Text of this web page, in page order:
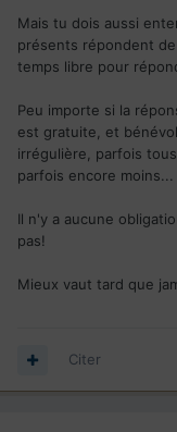
Mais tu dois aussi
présents répondent
temps libre pour
Peu importe si la
est gratuite, et
irrégulière, parfois
parfois encore moins...
Il n'y a aucune
pas!
Mieux vaut tard que
Citer